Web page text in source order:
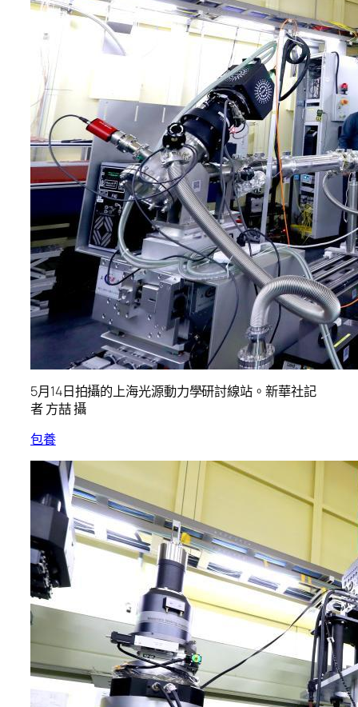
5月14日拍攝的上海光源動力學研討線站。新華社記
者 方喆 攝
包養